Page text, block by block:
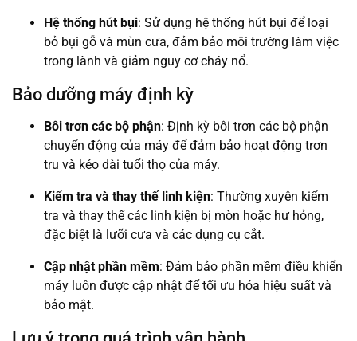
Hệ thống hút bụi: Sử dụng hệ thống hút bụi để loại
bỏ bụi gỗ và mùn cưa, đảm bảo môi trường làm việc
trong lành và giảm nguy cơ cháy nổ.
Bảo dưỡng máy định kỳ
Bôi trơn các bộ phận: Định kỳ bôi trơn các bộ phận
chuyển động của máy để đảm bảo hoạt động trơn
tru và kéo dài tuổi thọ của máy.
Kiểm tra và thay thế linh kiện: Thường xuyên kiểm
tra và thay thế các linh kiện bị mòn hoặc hư hỏng,
đặc biệt là lưỡi cưa và các dụng cụ cắt.
Cập nhật phần mềm: Đảm bảo phần mềm điều khiển
máy luôn được cập nhật để tối ưu hóa hiệu suất và
bảo mật.